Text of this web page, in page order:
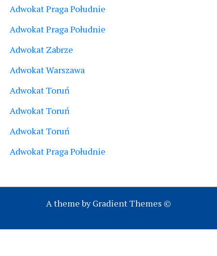
Adwokat Praga Południe
Adwokat Praga Południe
Adwokat Zabrze
Adwokat Warszawa
Adwokat Toruń
Adwokat Toruń
Adwokat Toruń
Adwokat Praga Południe
A theme by Gradient Themes ©